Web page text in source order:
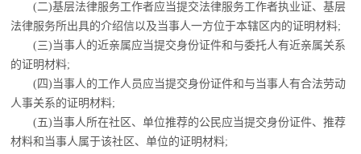
(二)基层法律服务工作者应当提交法律服务工作者执业证、基层
法律服务所出具的介绍信以及当事人一方位于本辖区内的证明材料;
(三)当事人的近亲属应当提交身份证件和与委托人有近亲属关系
的证明材料;
(四)当事人的工作人员应当提交身份证件和与当事人有合法劳动
人事关系的证明材料;
(五)当事人所在社区、单位推荐的公民应当提交身份证件、推荐
材料和当事人属于该社 区、单位的证明材料;